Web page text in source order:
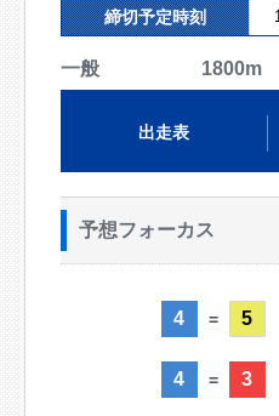
締切予定時刻
一般 1800m
出走表
予想フォーカス
4 = 5
4 = 3